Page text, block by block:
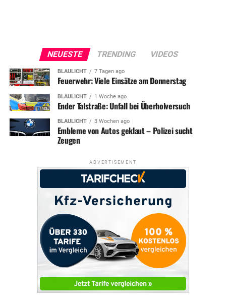
NEUESTE TRENDING VIDEOS
BLAULICHT 7 Tagen ago
Feuerwehr: Viele Einsätze am Donnerstag
BLAULICHT 1 Woche ago
Ender Talstraße: Unfall bei Überholversuch
BLAULICHT 3 Wochen ago
Embleme von Autos geklaut – Polizei sucht
Zeugen
ADVERTISEMENT